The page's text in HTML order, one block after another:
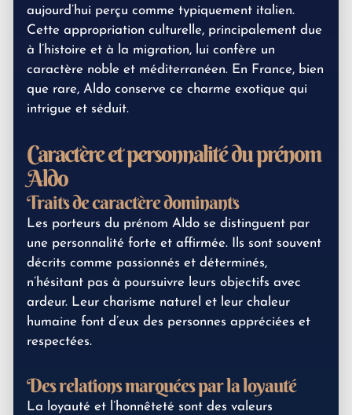
aujourd’hui perçu comme typiquement italien.
Cette appropriation culturelle, principalement due
à l’histoire et à la migration, lui confère un
caractère noble et méditerranéen. En France, bien
que rare, Aldo conserve ce charme exotique qui
intrigue et séduit.
Caractère et personnalité du prénom
Aldo
Traits de caractère dominants
Les porteurs du prénom Aldo se distinguent par
une personnalité forte et affirmée. Ils sont souvent
décrits comme passionnés et déterminés,
n’hésitant pas à poursuivre leurs objectifs avec
ardeur. Leur charisme naturel et leur chaleur
humaine font d’eux des personnes appréciées et
respectées.
Des relations marquées par la loyauté
La loyauté et l’honnêteté sont des valeurs